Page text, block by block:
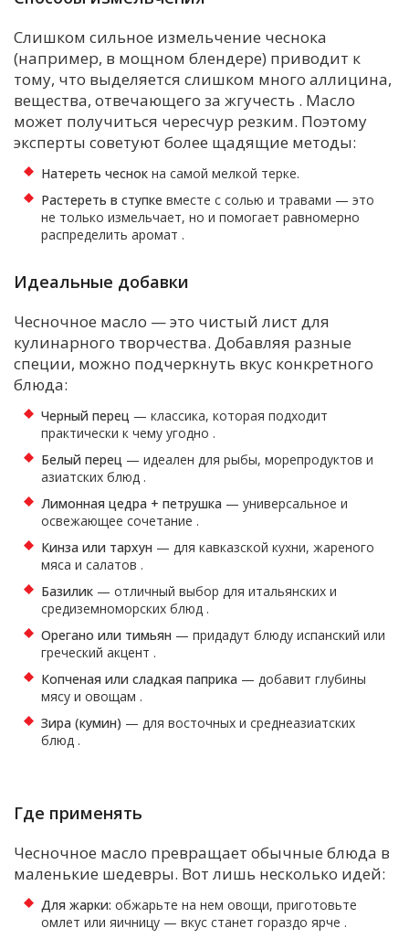
Слишком сильное измельчение чеснока
(например, в мощном блендере) приводит к
тому, что выделяется слишком много аллицина,
вещества, отвечающего за жгучесть . Масло
может получиться чересчур резким. Поэтому
эксперты советуют более щадящие методы:
Натереть чеснок на самой мелкой терке.
Растереть в ступке вместе с солью и травами — это
не только измельчает, но и помогает равномерно
распределить аромат .
Идеальные добавки
Чесночное масло — это чистый лист для
кулинарного творчества. Добавляя разные
специи, можно подчеркнуть вкус конкретного
блюда:
Черный перец — классика, которая подходит
практически к чему угодно .
Белый перец — идеален для рыбы, морепродуктов и
азиатских блюд .
Лимонная цедра + петрушка — универсальное и
освежающее сочетание .
Кинза или тархун — для кавказской кухни, жареного
мяса и салатов .
Базилик — отличный выбор для итальянских и
средиземноморских блюд .
Орегано или тимьян — придадут блюду испанский или
греческий акцент .
Копченая или сладкая паприка — добавит глубины
мясу и овощам .
Зира (кумин) — для восточных и среднеазиатских
блюд .
Где применять
Чесночное масло превращает обычные блюда в
маленькие шедевры. Вот лишь несколько идей:
Для жарки: обжарьте на нем овощи, приготовьте
омлет или яичницу — вкус станет гораздо ярче .